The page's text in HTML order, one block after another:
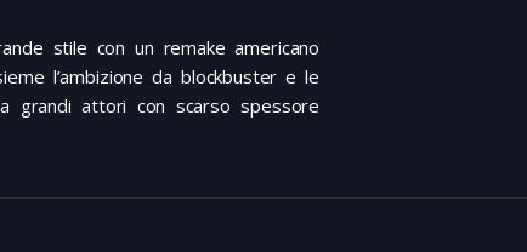
stile con un remake americano
l’ambizione da blockbuster e le
grandi attori con scarso spessore